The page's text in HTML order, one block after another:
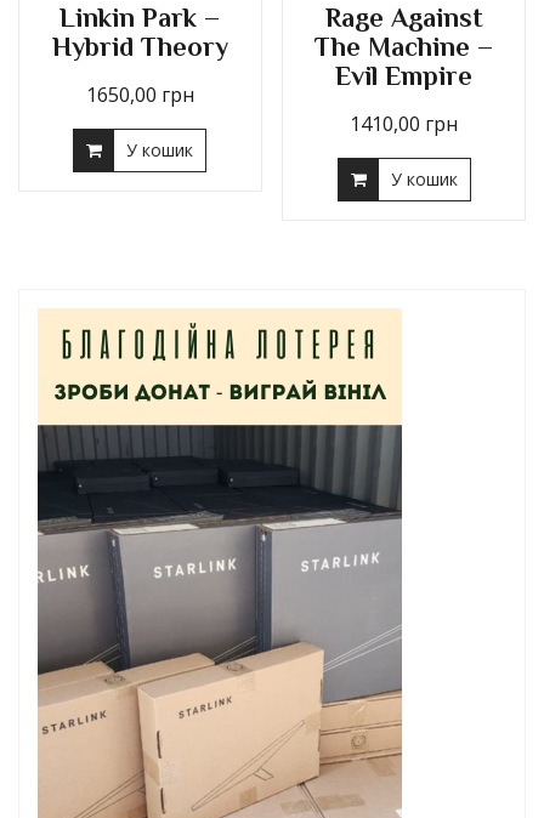
Linkin Park –
Hybrid Theory
1650,00 грн
У кошик
Rage Against
The Machine –
Evil Empire
1410,00 грн
У кошик